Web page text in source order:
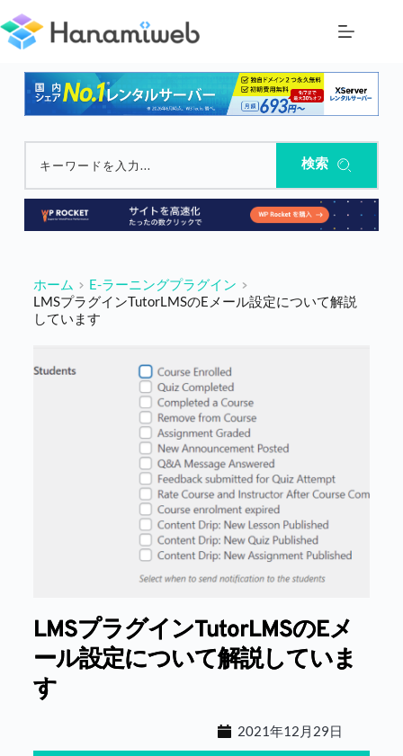
ン
テ
キーワードを入力... 検索
ホーム
E-ラーニングプラグイン
LMSプラグインTutorLMSのEメール設定について解説
しています
LMSプラグインTutorLMSのEメ
ール設定について解説していま
す
2021年12月29日